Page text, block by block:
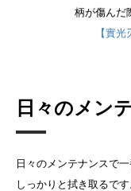
柄が傷んだ
【實
日々のメン
日々のメンテナンスで
しっかりと拭き取るで